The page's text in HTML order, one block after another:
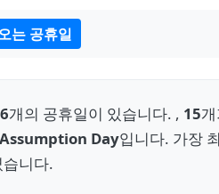
는 공휴일
개의 공휴일이 있습니다. , 15
Assumption Day입니다. 가장
습니다.